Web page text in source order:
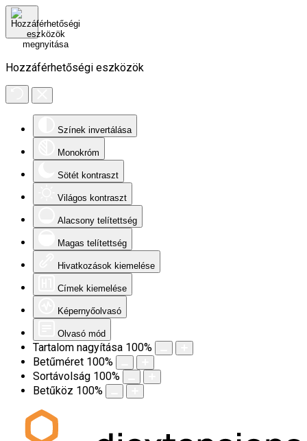
Hozzáférhetőségi eszközök
Színek invertálása
Monokróm
Sötét kontraszt
Világos kontraszt
Alacsony telítettség
Magas telítettség
Hivatkozások kiemelése
Címek kiemelése
Képernyőolvasó
Olvasó mód
Tartalom nagyítása 100%
Betűméret 100%
Sortávolság 100%
Betűköz 100%